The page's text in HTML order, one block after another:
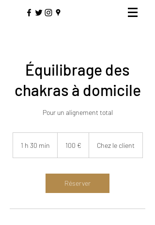
Équilibrage des
chakras à domicile
Pour un alignement total
1 h 30 min
m
n
100 € Chez le client
Réserver